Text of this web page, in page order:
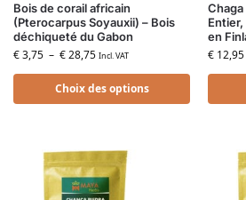
Bois de corail africain
(Pterocarpus Soyauxii) – Bois
déchiqueté du Gabon
€3,75 – €28,75 Incl. VAT
Choix des options
en
€ 12,95